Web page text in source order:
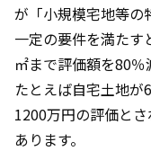
が「小規模宅地等の
一定の要件を満たす
㎡まで評価額を80％
たとえば自宅土地
1200万円の評価と
あります。